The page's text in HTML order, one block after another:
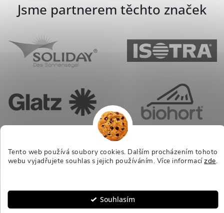
Tento web používá soubory cookies. Dalším procházením tohoto
webu vyjadřujete souhlas s jejich používáním. Více informacízde.
Souhlasím
Jsme partnerem těchto značek